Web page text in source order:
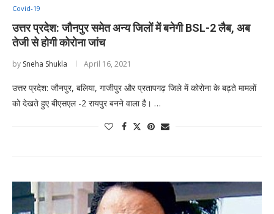
Covid-19
उत्तर प्रदेश: जौनपुर समेत अन्य जिलों में बनेगी BSL-2 लैब, अब
तेजी से होगी कोरोना जांच
by Sneha Shukla April 16, 2021
उत्तर प्रदेश: जौनपुर, बलिया, गाजीपुर और प्रतापगढ़ जिले में कोरोना के बढ़ते मामलों
को देखते हुए बीएसएल -2 रायपुर बनने वाला है। …